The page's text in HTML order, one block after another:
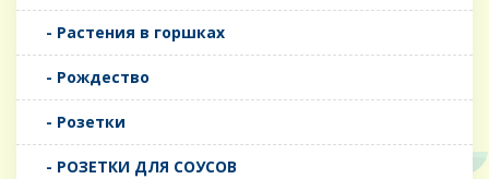
- Растения в горшках
- Рождество
- Розетки
- РОЗЕТКИ ДЛЯ СОУСОВ